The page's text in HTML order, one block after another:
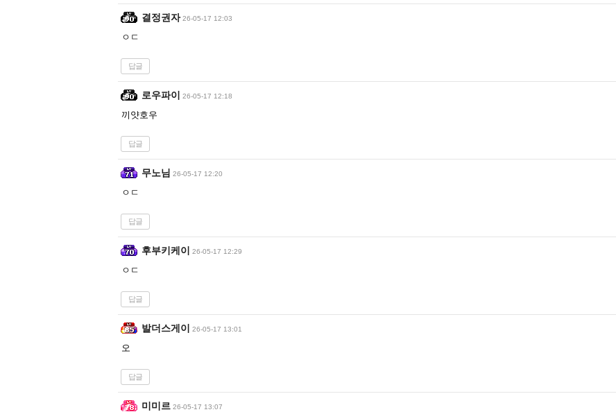
결정권자 26-05-17 12:03
ㅇㄷ
답글
로우파이 26-05-17 12:18
끼얏호우
답글
무노님 26-05-17 12:20
ㅇㄷ
답글
후부키케이 26-05-17 12:29
ㅇㄷ
답글
발더스게이 26-05-17 13:01
오
답글
미미르 26-05-17 13:07